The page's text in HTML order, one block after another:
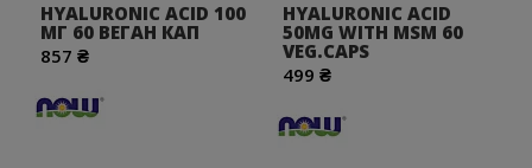
HYALURONIC ACID 100
МГ 60 ВЕГАН КАП
857 ₴
HYALURONIC ACID
50MG WITH MSM 60
VEG.CAPS
499 ₴